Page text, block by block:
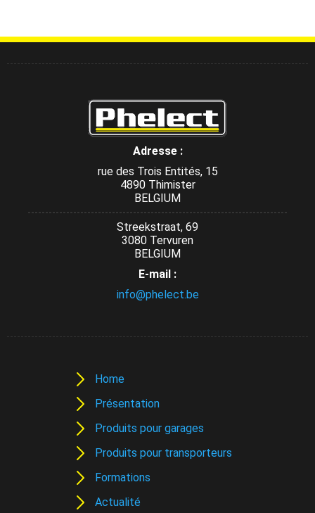
Adresse :
rue des Trois Entités, 15
4890 Thimister
BELGIUM
Streekstraat, 69
3080 Tervuren
BELGIUM
E-mail :
info@phelect.be
Home
Présentation
Produits pour garages
Produits pour transporteurs
Formations
Actualité